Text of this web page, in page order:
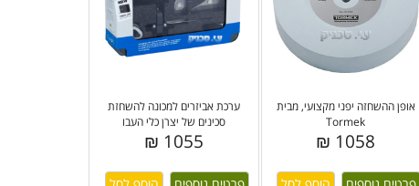
ערכת אביזרים למכונה להשחזת
סכינים של יצרן כלי העבו
1055 ₪
אופן ההשחזה יפני מקצועי, מבית
Tormek
1058 ₪